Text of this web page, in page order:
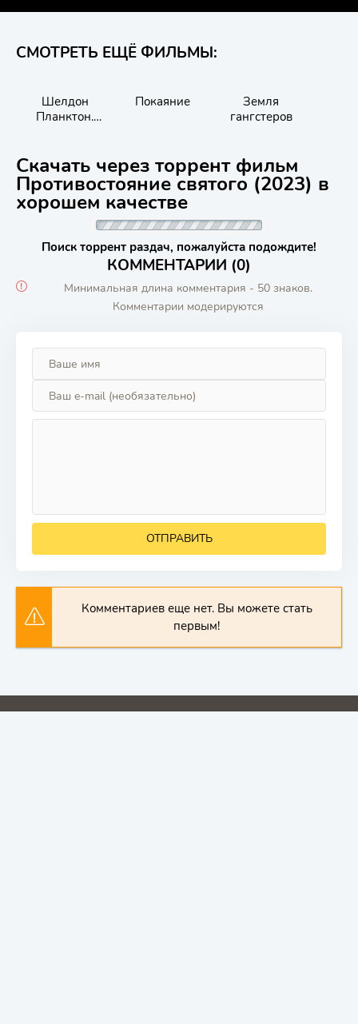
СМОТРЕТЬ ЕЩЁ ФИЛЬМЫ:
Шелдон
Планктон.
Покаяние
Земля
гангстеров
Скачать через торрент фильм
Противостояние святого (2023) в
хорошем качестве
Поиск торрент раздач, пожалуйста подождите!
КОММЕНТАРИИ (0)
Минимальная длина комментария - 50 знаков.
Комментарии модерируются
ОТПРАВИТЬ
Комментариев еще нет. Вы можете стать
первым!